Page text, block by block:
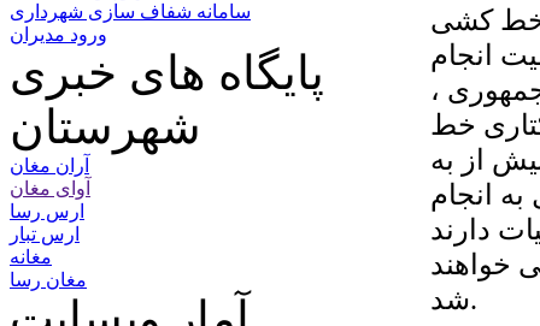
خط کشی
انجام
،
خط
از به
به انجام
دارند
خواهند
شد.
سامانه شفاف سازی شهرداری
ورود مدیران
پایگاه های خبری
شهرستان
آران مغان
آوای مغان
ارس رسا
ارس تبار
مغانه
مغان رسا